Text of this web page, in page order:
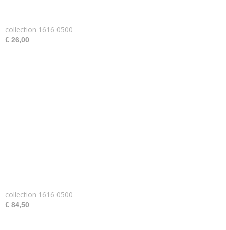
collection 1616 0500
€ 26,00
collection 1616 0500
€ 84,50